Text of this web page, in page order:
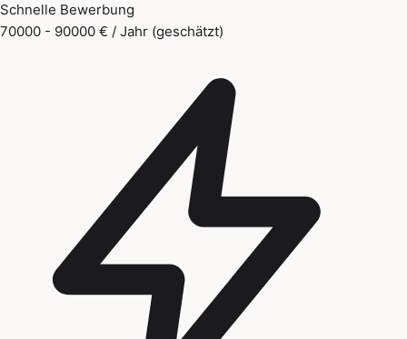
Schnelle Bewerbung
70000 - 90000 € / Jahr (geschätzt)